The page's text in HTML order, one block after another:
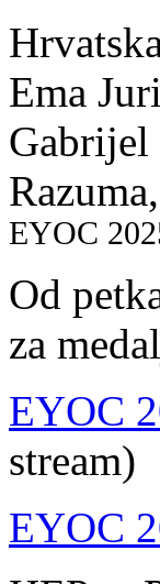
Ema
EYOC
Od
za
EYOC
stream)
EYOC